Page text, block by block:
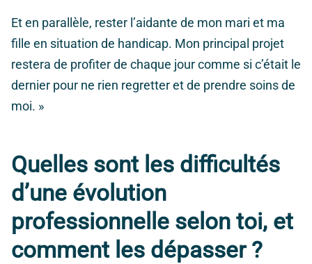
Et en parallèle, rester l’aidante de mon mari et ma
fille en situation de handicap. Mon principal projet
restera de profiter de chaque jour comme si c’était le
dernier pour ne rien regretter et de prendre soins de
moi. »
Quelles sont les difficultés
d’une évolution
professionnelle selon toi, et
comment les dépasser ?